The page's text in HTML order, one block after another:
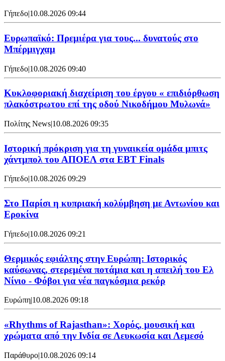
Γήπεδο|10.08.2026 09:44
Ευρωπαϊκό: Πρεμιέρα για τους... δυνατούς στο
Μπέρμιγχαμ
Γήπεδο|10.08.2026 09:40
Κυκλοφοριακή διαχείριση του έργου « επιδιόρθωση
πλακόστρωτου επί της οδού Νικοδήμου Μυλωνά»
Πολίτης News|10.08.2026 09:35
Ιστορική πρόκριση για τη γυναικεία ομάδα μπιτς
χάντμπολ του ΑΠΟΕΛ στα EBT Finals
Γήπεδο|10.08.2026 09:29
Στο Παρίσι η κυπριακή κολύμβηση με Αντωνίου και
Εροκίνα
Γήπεδο|10.08.2026 09:21
Θερμικός εφιάλτης στην Ευρώπη: Ιστορικός
καύσωνας, στερεμένα ποτάμια και η απειλή του Ελ
Νίνιο - Φόβοι για νέα παγκόσμια ρεκόρ
Ευρώπη|10.08.2026 09:18
«Rhythms of Rajasthan»: Χορός, μουσική και
χρώματα από την Ινδία σε Λευκωσία και Λεμεσό
Παράθυρο|10.08.2026 09:14